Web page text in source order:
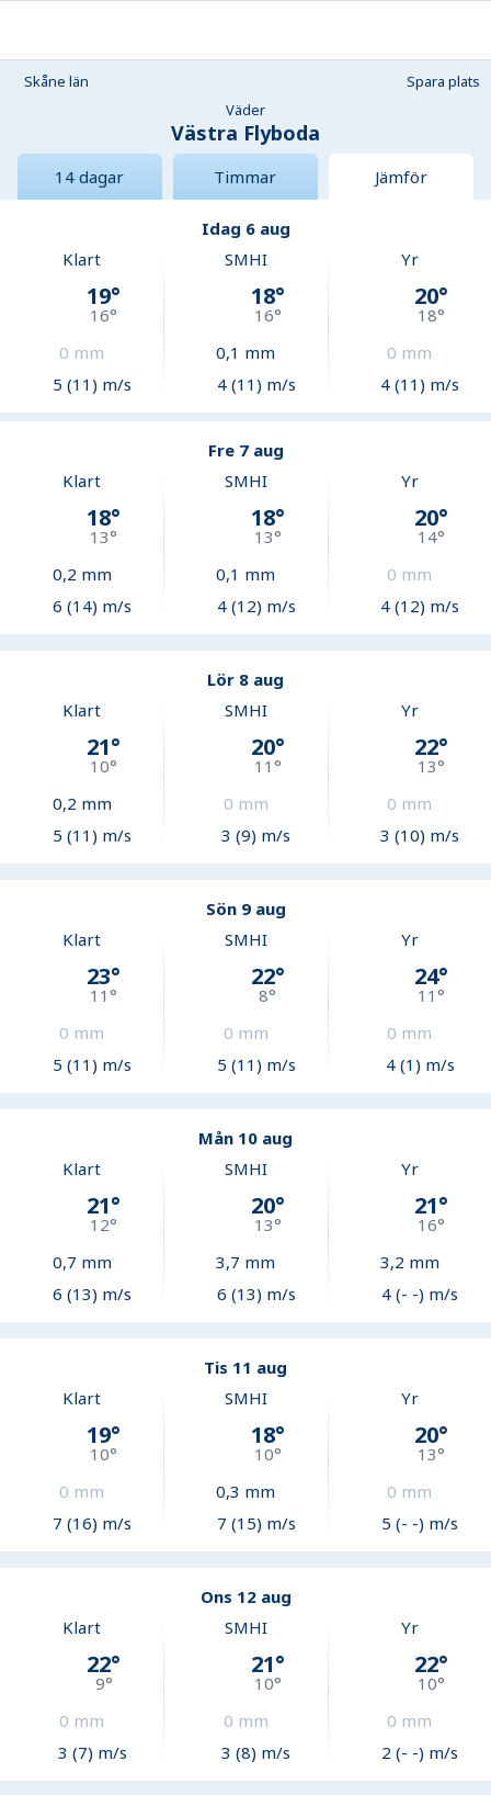
Skåne län
Spara plats
Väder
Västra Flyboda
14 dagar Timmar Jämför
Idag 6 aug
Klart
19°
16°
0 mm
5 (11) m/s
SMHI
18°
16°
0,1 mm
4 (11) m/s
Yr
20°
18°
0 mm
4 (11) m/s
Fre 7 aug
Klart
18°
13°
0,2 mm
6 (14) m/s
SMHI
18°
13°
0,1 mm
4 (12) m/s
Yr
20°
14°
0 mm
4 (12) m/s
Lör 8 aug
Klart
21°
10°
0,2 mm
5 (11) m/s
SMHI
20°
11 °
0 mm
3 (9) m/s
Yr
22°
13°
0 mm
3 (10) m/s
Sön 9 aug
Klart
23°
11°
0 mm
5 (11) m/s
SMHI
22°
8°
0 mm
5 (11) m/s
Yr
24°
11°
0 mm
4 (1) m/s
Mån 10 aug
Klart
21°
12°
0,7 mm
6 (13) m/s
SMHI
20°
13°
3,7 mm
6 (13) m/s
Yr
21°
16°
3,2 mm
4 (- -) m/s
Tis 11 aug
Klart
19°
10°
0 mm
7 (16) m/s
SMHI
18°
10°
0,3 mm
7 (15) m/s
Yr
20°
13°
0 mm
5 (- -) m/s
Ons 12 aug
Klart
22°
9°
0 mm
3 (7) m/s
SMHI
21°
10°
0 mm
3 (8) m/s
Yr
22°
10°
0 mm
2 (- -) m/s